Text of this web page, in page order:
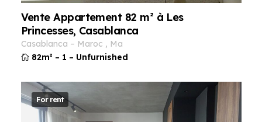
Vente Appartement 82 m² à Les
Princesses, Casablanca
casablanca – maroc ,
ma
82m² – 1 – Unfurnished
For rent